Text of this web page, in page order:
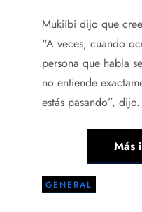
Mukiibi dijo que
“A veces, cuando
persona que habla
no entiende
estás pasando”, dijo.
Más
GENERAL